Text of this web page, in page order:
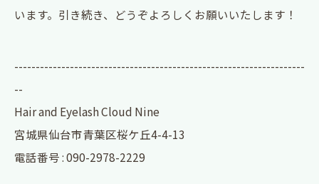
います。引き続き、どうぞよろしくお願いいたします！
--------------------------------------------------------------------
--
Hair and Eyelash Cloud Nine
宮城県仙台市青葉区桜ケ丘4-4-13
電話番号 : 090-2978-2229